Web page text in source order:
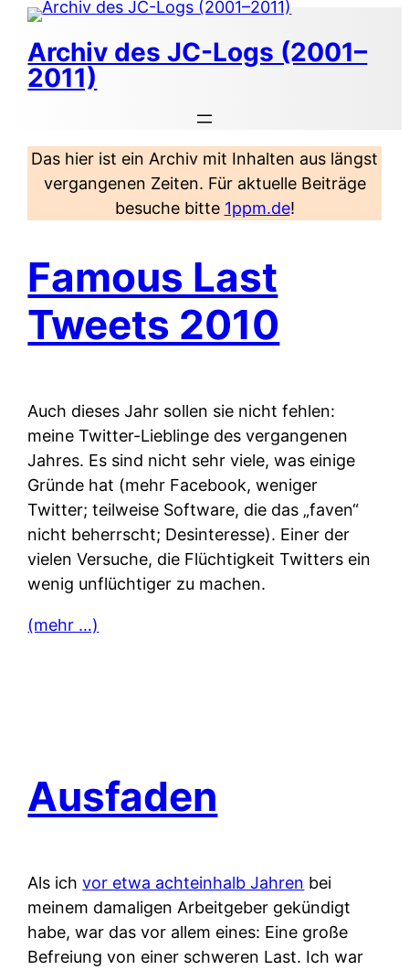
Zum
Inhalt
springen
Archiv des JC-Logs (2001–
2011)
Das hier ist ein Archiv mit Inhalten aus längst
vergangenen Zeiten. Für aktuelle Beiträge
besuche bitte 1ppm.de!
Famous Last
Tweets 2010
Auch dieses Jahr sollen sie nicht fehlen:
meine Twitter-Lieblinge des vergangenen
Jahres. Es sind nicht sehr viele, was einige
Gründe hat (mehr Facebook, weniger
Twitter; teilweise Software, die das „faven“
nicht beherrscht; Desinteresse). Einer der
vielen Versuche, die Flüchtigkeit Twitters ein
wenig unflüchtiger zu machen.
(mehr …)
Ausfaden
Als ichvor etwa achteinhalb Jahren bei
meinem damaligen Arbeitgeber gekündigt
habe, war das vor allem eines: Eine große
Befreiung von einer schweren Last. Ich war